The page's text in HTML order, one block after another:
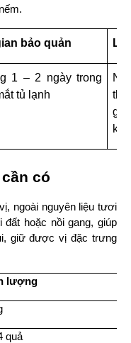
bảo quản
1 – 2 ngày trong
tủ lạnh
có
ngoài nguyên liệu tươi
đất hoặc nồi gang, giúp
giữ được vị đặc trưng
lượng
quả